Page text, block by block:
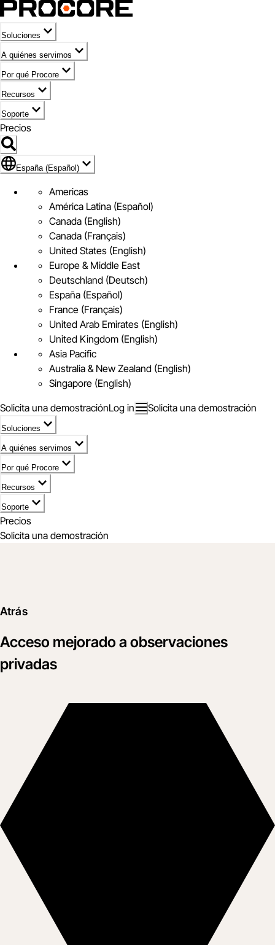
Soluciones
A quiénes servimos
Por qué Procore
Recursos
Soporte
Precios
Icono de marca de España (Español)
España (Español)
Americas
América Latina (Español)
Canada (English)
Canada (Français)
United States (English)
Europe & Middle East
Deutschland (Deutsch)
España (Español)
France (Français)
United Arab Emirates (English)
United Kingdom (English)
Asia Pacific
Australia & New Zealand (English)
Singapore (English)
Solicita una demostraciónLog in Solicita una demostración
Soluciones
A quiénes servimos
Por qué Procore
Recursos
Soporte
Precios
Solicita una demostración
Atrás
Acceso mejorado a observaciones
privadas